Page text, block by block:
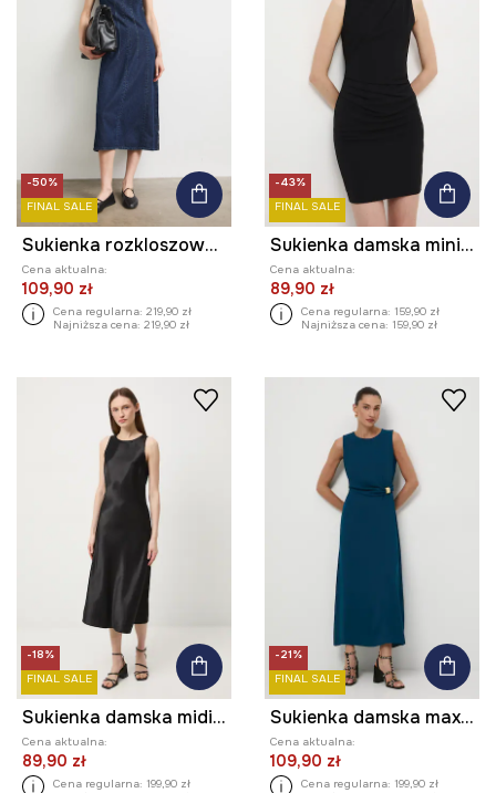
-50%
FINAL SALE
Sukienka rozkloszowana jeansowa
Cena aktualna:
109,90 zł
Cena regularna: 219,90 zł
Najniższa cena: 219,90 zł
-43%
FINAL SALE
Sukienka damska mini z marszczeniami
Cena aktualna:
89,90 zł
Cena regularna: 159,90 zł
Najniższa cena: 159,90 zł
-18%
FINAL SALE
Sukienka damska midi gładka
Cena aktualna:
89,90 zł
Cena regularna: 199,90 zł
-21%
FINAL SALE
Sukienka damska maxi gładka
Cena aktualna:
109,90 zł
Cena regularna: 199,90 zł